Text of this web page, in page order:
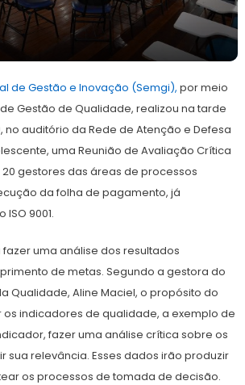
de Gestão e Inovação (Semgi), por meio
Gestão de Qualidade, realizou na tarde
auditório da Rede de Atenção e Defesa
uma Reunião de Avaliação Crítica
gestores das áreas de processos
da folha de pagamento, já
9001.
fazer uma análise dos resultados
de metas. Segundo a gestora do
Qualidade, Aline Maciel, o propósito do
indicadores de qualidade, a exemplo de
fazer uma análise crítica sobre os
sua relevância. Esses dados irão produzir
os processos de tomada de decisão.